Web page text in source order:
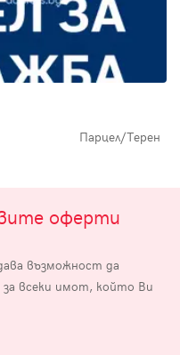
Парцел/Терен
оферти
възможност да
всеки имот, който Ви